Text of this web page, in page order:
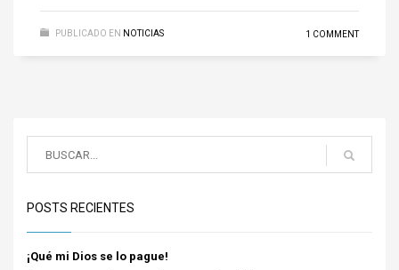
PUBLICADO EN NOTICIAS 1 COMMENT
POSTS RECIENTES
¡Qué mi Dios se lo pague!